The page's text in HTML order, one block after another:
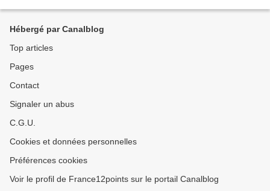
Hébergé par Canalblog
Top articles
Pages
Contact
Signaler un abus
C.G.U.
Cookies et données personnelles
Préférences cookies
Voir le profil de France12points sur le portail Canalblog